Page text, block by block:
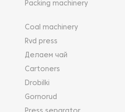
Packing machinery
Coal machinery
Rvd press
Делаем чай
Cartoners
Drobilki
Gornorud